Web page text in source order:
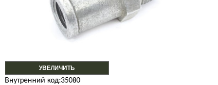
УВЕЛИЧИТЬ
Внутренний код:35080